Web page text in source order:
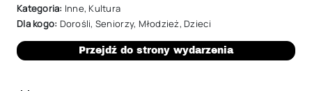
Kategoria: Inne, Kultura
Dla kogo: Dorośli, Seniorzy, Młodzież, Dzieci
Przejdź do strony wydarzenia